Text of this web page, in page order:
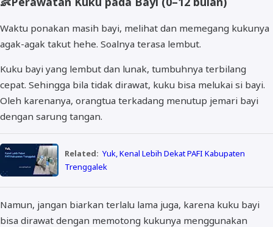
Waktu ponakan masih bayi, melihat dan memegang kukunya
agak-agak takut hehe. Soalnya terasa lembut.
Kuku bayi yang lembut dan lunak, tumbuhnya terbilang
cepat. Sehingga bila tidak dirawat, kuku bisa melukai si bayi.
Oleh karenanya, orangtua terkadang menutup jemari bayi
dengan sarung tangan.
Related: Yuk, Kenal Lebih Dekat PAFI Kabupaten
Trenggalek
Namun, jangan biarkan terlalu lama juga, karena kuku bayi
bisa dirawat dengan memotong kukunya menggunakan